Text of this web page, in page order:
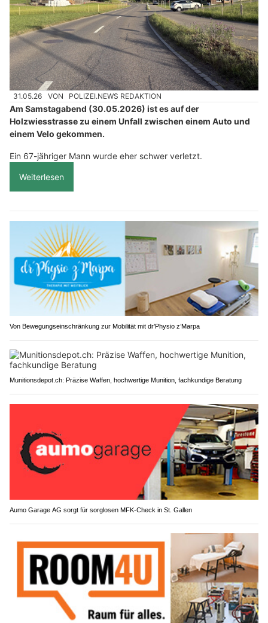
31.05.26 VON POLIZEI.NEWS REDAKTION
Am Samstagabend (30.05.2026) ist es auf der
Holzwiesstrasse zu einem Unfall zwischen einem Auto und
einem Velo gekommen.
Ein 67-jähriger Mann wurde eher schwer verletzt.
Weiterlesen
Von Bewegungseinschränkung zur Mobilität mit dr’Physio z’Marpa
Munitionsdepot.ch: Präzise Waffen, hochwertige Munition, fachkundige Beratung
Aumo Garage AG sorgt für sorglosen MFK-Check in St. Gallen